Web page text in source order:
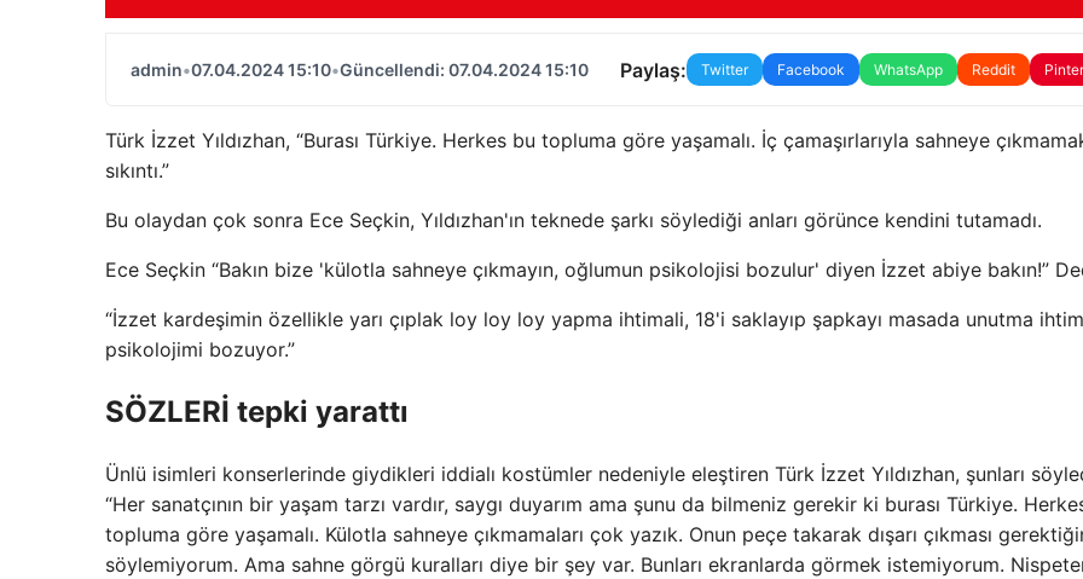
admin•07.04.2024 15:10•Güncellendi: 07.04.2024 15:10 Paylaş: Twitter Facebook WhatsApp Reddit
Türk İzzet Yıldızhan, “Burası Türkiye. Herkes bu topluma göre yaşamalı. İç çamaşırlarıyla sahneye
sıkıntı.”
Bu olaydan çok sonra Ece Seçkin, Yıldızhan'ın teknede şarkı söylediği anları görünce kendini tutamadı.
Ece Seçkin “Bakın bize 'külotla sahneye çıkmayın, oğlumun psikolojisi bozulur' diyen İzzet abiye bakın!”
“İzzet kardeşimin özellikle yarı çıplak loy loy loy yapma ihtimali, 18'i saklayıp şapkayı masada unutma
psikolojimi bozuyor.”
SÖZLERİ tepki yarattı
Ünlü isimleri konserlerinde giydikleri iddialı kostümler nedeniyle eleştiren Türk İzzet Yıldızhan, şunları
“Her sanatçının bir yaşam tarzı vardır, saygı duyarım ama şunu da bilmeniz gerekir ki burası Türkiye.
topluma göre yaşamalı. Külotla sahneye çıkmamaları çok yazık. Onun peçe takarak dışarı çıkması
söylemiyorum. Ama sahne görgü kuralları diye bir şey var. Bunları ekranlarda görmek istemiyorum.